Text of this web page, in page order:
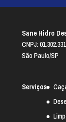
Sane Hidro
CNPJ:
São Paulo/SP
Serviços